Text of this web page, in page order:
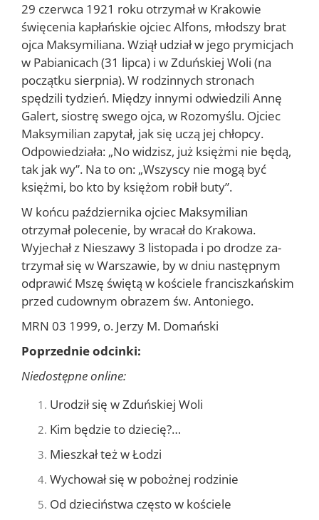
29 czerwca 1921 roku otrzymał w Krakowie
święcenia kapłańskie oj­ciec Alfons, młodszy brat
ojca Maksymiliana. Wziął udział w jego pry­micjach
w Pabianicach (31 lipca) i w Zduńskiej Woli (na
początku sierp­nia). W rodzinnych stronach
spędzili tydzień. Między innymi odwiedzi­li Annę
Galert, siostrę swego ojca, w Rozomyślu. Ojciec
Maksymilian zapytał, jak się uczą jej chłopcy.
Odpowiedziała: „No widzisz, już księż­mi nie będą,
tak jak wy”. Na to on: „Wszyscy nie mogą być
księżmi, bo kto by księżom robił buty”.
W końcu października ojciec Maksymilian
otrzymał polecenie, by wracał do Krakowa.
Wyjechał z Nieszawy 3 listopada i po drodze za­
trzymał się w Warszawie, by w dniu następnym
odprawić Mszę świętą w kościele franciszkańskim
przed cudownym obrazem św. Antoniego.
MRN 03 1999, o. Jerzy M. Domański
Poprzednie odcinki:
Niedostępne online:
Urodził się w Zduńskiej Woli
Kim będzie to dziecię?…
Mieszkał też w Łodzi
Wychował się w pobożnej rodzinie
Od dzieciństwa często w kościele